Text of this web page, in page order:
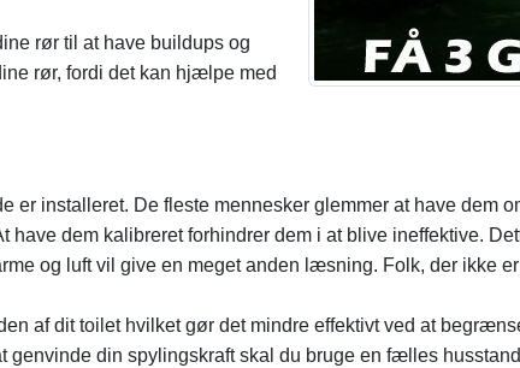
rør til at have buildups og
rør, fordi det kan hjælpe med
installeret. De fleste mennesker glemmer at have dem
dem kalibreret forhindrer dem i at blive ineffektive.
og luft vil give en meget anden læsning. Folk, der ikke
af ​​dit toilet hvilket gør det mindre effektivt ved at
genvinde din spylingskraft skal du bruge en fælles